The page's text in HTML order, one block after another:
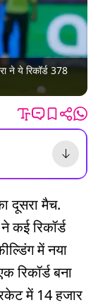
ने ये रिकॉर्ड 378
दूसरा मैच.
कई रिकॉर्ड
में नया
रिकॉर्ड बना
में 14 हजार